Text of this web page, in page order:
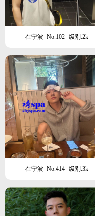
在宁波 No.102 级别:2k
在宁波 No.414 级别:3k